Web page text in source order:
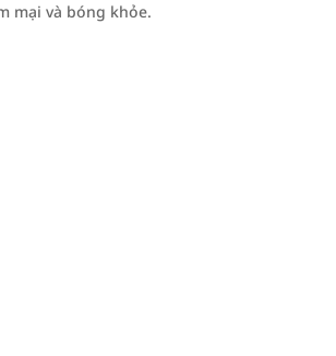
mại và bóng khỏe.